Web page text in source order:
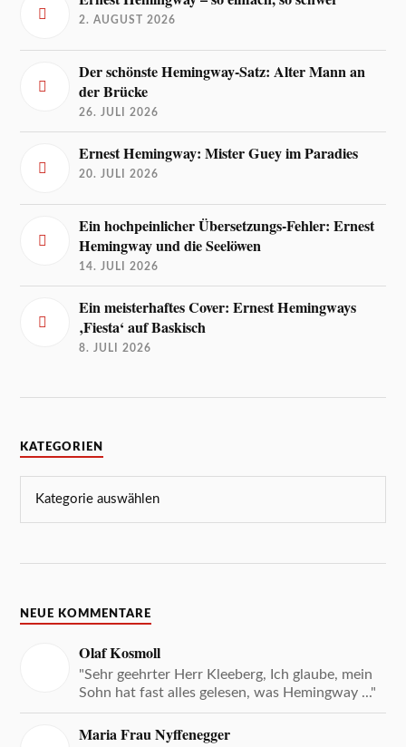
2. AUGUST 2026
Der schönste Hemingway-Satz: Alter Mann an
der Brücke
26. JULI 2026
Ernest Hemingway: Mister Guey im Paradies
20. JULI 2026
Ein hochpeinlicher Übersetzungs-Fehler: Ernest
Hemingway und die Seelöwen
14. JULI 2026
Ein meisterhaftes Cover: Ernest Hemingways
‚Fiesta‘ auf Baskisch
8. JULI 2026
KATEGORIEN
NEUE KOMMENTARE
Olaf Kosmoll
"Sehr geehrter Herr Kleeberg, Ich glaube, mein
Sohn hat fast alles gelesen, was Hemingway ..."
Maria Frau Nyffenegger